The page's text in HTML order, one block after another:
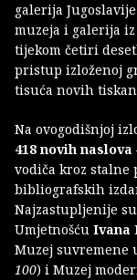
galerija
muzeja i galerija
tijekom četiri
pristup izloženoj
tisuća novih
Na ovogodišnjoj
418 novih naslova
vodiča kroz stalne
bibliografskih
Najzastupljenije
Umjetnošću Ivana
Muzej suvremene
100) i Muzej